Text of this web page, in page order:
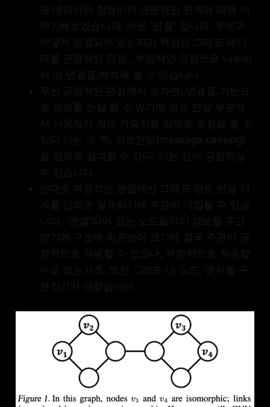
프 데이터의 장점이자 근본적인 한계에 대해 이
야기해보겠습니다. 바로 '연결' 입니다. 무엇과
어떻게 연결되어 있는지가 핵심인 그래프 데이
터를 긍정적인 관점 , 부정적인 관점으로 나누어
서 이 연결을 해석해 볼 수 있습니다.
우선 긍정적인 관점에서 보자면, 연결을 기반으
로 정보를 전달 할 수 있기에 정보 전달 부분에
서 사용자가 정보 가중치를 임의로 조정을 할 수
있다 라는 것 즉, 정보전달(message passing)
을 임의로 설계할 수 있다. 라는 점이 긍정적일
수 있습니다.
반대로 부정적인 관점에선 그래프 정보 전달 체
계를 임의로 설계하기에 주관이 개입될 수 있습
니다. '연결'되어 있는 노드들끼리 정보를 주고
받기에 구조에 의존성이 크기에 결국 주관이 긍
정적으로 작용할 수 있으나, 부정적으로 작용할
수도 있는거죠. 또한 그래프 내 노드, 엣지를 구
분짓기가 어렵습니다.